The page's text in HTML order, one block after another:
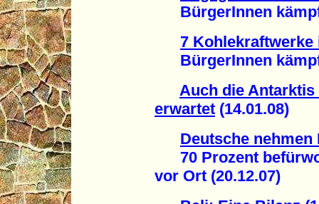
BürgerInnen
7 Kohlekraftwerke
BürgerInnen
Auch die
erwartet (14.01.08)
Deutsche
70 Prozent
vor Ort (20.12.07)